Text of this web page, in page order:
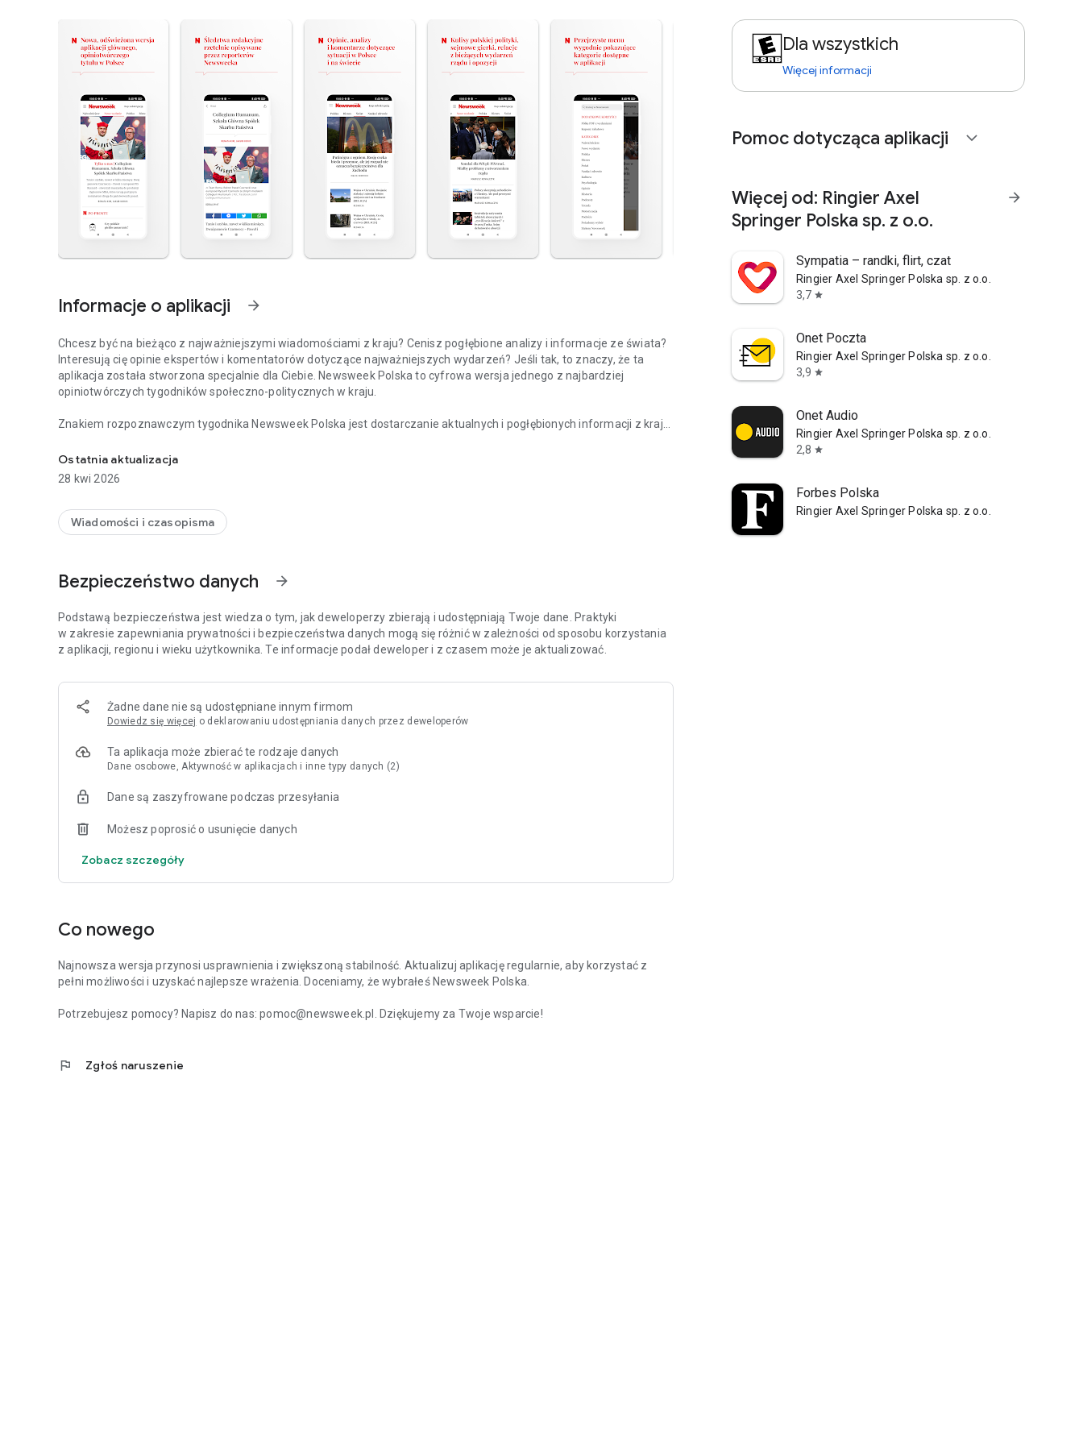
Informacje o aplikacji arrow_forward
Chcesz być na bieżąco z najważniejszymi wiadomościami z kraju? Cenisz pogłębione analizy i informacje ze świata?
Interesują cię opinie ekspertów i komentatorów dotyczące najważniejszych wydarzeń? Jeśli tak, to znaczy, że ta
aplikacja została stworzona specjalnie dla Ciebie. Newsweek Polska to cyfrowa wersja jednego z najbardziej
opiniotwórczych tygodników społeczno-politycznych w kraju.
Znakiem rozpoznawczym tygodnika Newsweek Polska jest dostarczanie aktualnych i pogłębionych informacji z kraju
Tygodnik Newsweek Polska to także wywiady z autorytetami i ciekawymi osobowościami na temat procesów oraz
ważnych wydarzeń zachodzących w Polsce i za granicą.
Meller.
wydań specjalnych.
Więcej szczegółów dotyczących subskrypcji, politykę prywatności oraz zasady użytkowania aplikacji znajdziesz na
stronie: https://premium.onet.pl/regulamin
Ostatnia aktualizacja
28 kwi 2026
Wiadomości i czasopisma
Bezpieczeństwo danych arrow_forward
Podstawą bezpieczeństwa jest wiedza o tym, jak deweloperzy zbierają i udostępniają Twoje dane. Praktyki
w zakresie zapewniania prywatności i bezpieczeństwa danych mogą się różnić w zależności od sposobu korzystania
z aplikacji, regionu i wieku użytkownika. Te informacje podał deweloper i z czasem może je aktualizować.
Żadne dane nie są udostępniane innym firmom
Dowiedz się więcej o deklarowaniu udostępniania danych przez deweloperów
Ta aplikacja może zbierać te rodzaje danych
Dane osobowe, Aktywność w aplikacjach i inne typy danych (2)
Dane są zaszyfrowane podczas przesyłania
Możesz poprosić o usunięcie danych
Zobacz szczegóły
Co nowego
Najnowsza wersja przynosi usprawnienia i zwiększoną stabilność. Aktualizuj aplikację regularnie, aby korzystać z
pełni możliwości i uzyskać najlepsze wrażenia. Doceniamy, że wybrałeś Newsweek Polska.
Potrzebujesz pomocy? Napisz do nas: pomoc@newsweek.pl. Dziękujemy za Twoje wsparcie!
flag Zgłoś naruszenie
Dla wszystkich
Więcej informacji
Pomoc dotycząca aplikacji expand_more
Więcej od: Ringier Axel
Springer Polska sp. z o.o.
arrow_forward
Sympatia – randki, flirt, czat
Ringier Axel Springer Polska sp. z o.o.
3,7 star
Onet Poczta
Ringier Axel Springer Polska sp. z o.o.
3,9 star
Onet Audio
Ringier Axel Springer Polska sp. z o.o.
2,8 star
Forbes Polska
Ringier Axel Springer Polska sp. z o.o.